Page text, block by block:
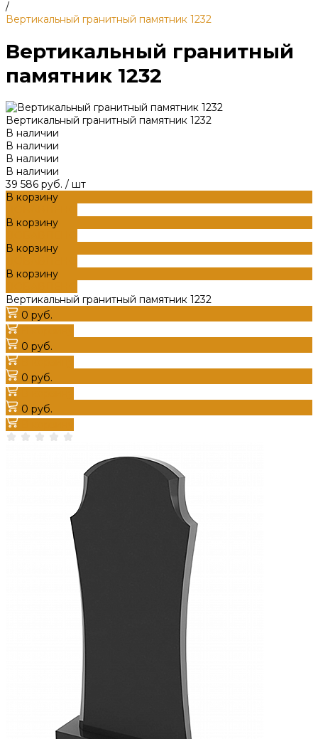
/
Вертикальный гранитный памятник 1232
Вертикальный гранитный
памятник 1232
Вертикальный гранитный памятник 1232
В наличии
В наличии
В наличии
В наличии
39 586 руб. / шт
В корзину
В корзину
В корзину
В корзину
Вертикальный гранитный памятник 1232
0 руб.
0 руб.
0 руб.
0 руб.